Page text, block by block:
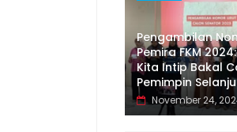
Pengambilan
Pemira FKM
Kita Intip Bakal
Pemimpin
November 24,